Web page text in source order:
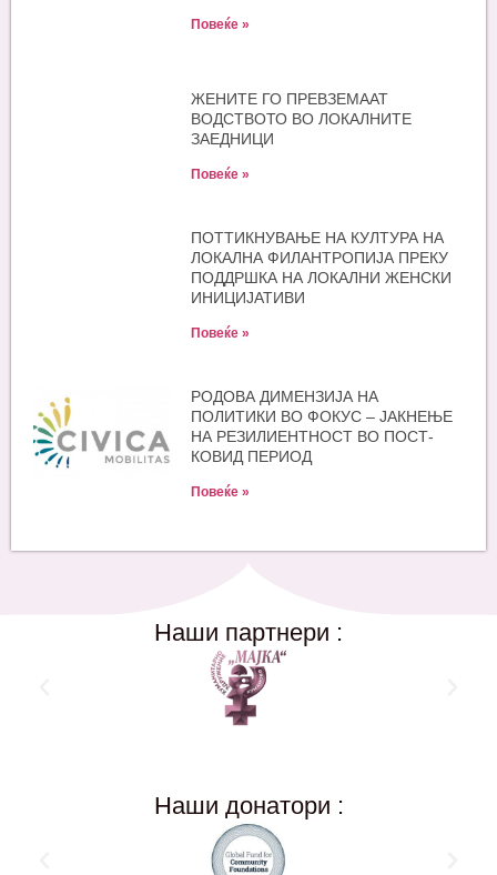
Повеќе »
ЖЕНИТЕ ГО ПРЕВЗЕМААТ
ВОДСТВОТО ВО ЛОКАЛНИТЕ
ЗАЕДНИЦИ
Повеќе »
ПОТТИКНУВАЊЕ НА КУЛТУРА НА
ЛОКАЛНА ФИЛАНТРОПИЈА ПРЕКУ
ПОДДРШКА НА ЛОКАЛНИ ЖЕНСКИ
ИНИЦИЈАТИВИ
Повеќе »
РОДОВА ДИМЕНЗИЈА НА
ПОЛИТИКИ ВО ФОКУС – ЈАКНЕЊЕ
НА РЕЗИЛИЕНТНОСТ ВО ПОСТ-
КОВИД ПЕРИОД
Повеќе »
Наши партнери :
Наши донатори :